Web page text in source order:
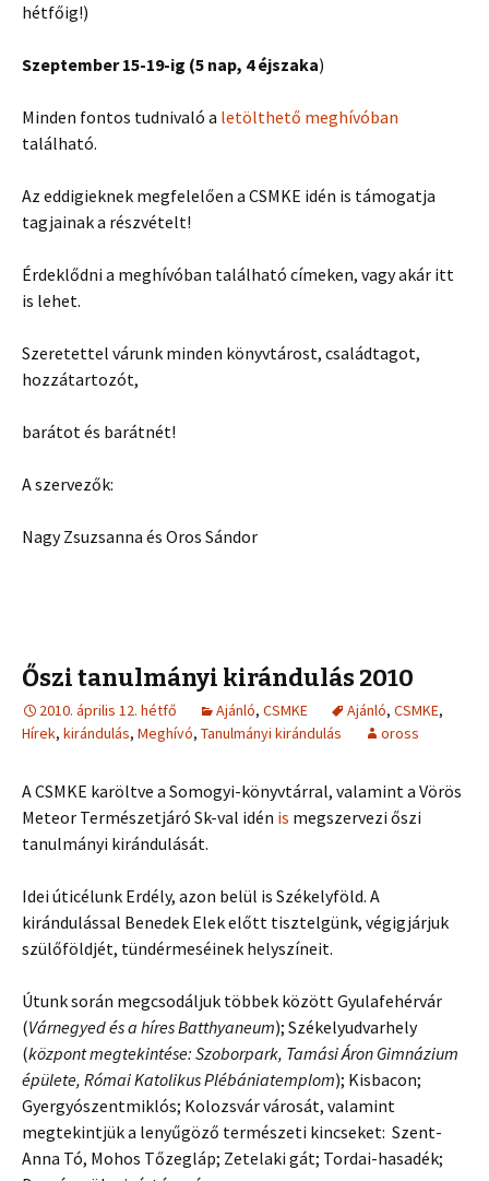
hétfőig!)
Szeptember 15-19-ig (5 nap, 4 éjszaka)
Minden fontos tudnivaló a letölthető meghívóban
található.
Az eddigieknek megfelelően a CSMKE idén is támogatja
tagjainak a részvételt!
Érdeklődni a meghívóban található címeken, vagy akár itt
is lehet.
Szeretettel várunk minden könyvtárost, családtagot,
hozzátartozót,
barátot és barátnét!
A szervezők:
Nagy Zsuzsanna és Oros Sándor
Őszi tanulmányi kirándulás 2010
2010. április 12. hétfő Ajánló, CSMKE Ajánló, CSMKE,
Hírek, kirándulás, Meghívó, Tanulmányi kirándulás oross
A CSMKE karöltve a Somogyi-könyvtárral, valamint a Vörös
Meteor Természetjáró Sk-val idén is megszervezi őszi
tanulmányi kirándulását.
Idei úticélunk Erdély, azon belül is Székelyföld. A
kirándulással Benedek Elek előtt tisztelgünk, végigjárjuk
szülőföldjét, tündérmeséinek helyszíneit.
Útunk során megcsodáljuk többek között Gyulafehérvár
(Várnegyed és a híres Batthyaneum); Székelyudvarhely
(központ megtekintése: Szoborpark, Tamási Áron Gimnázium
épülete, Római Katolikus Plébániatemplom); Kisbacon;
Gyergyószentmiklós; Kolozsvár városát, valamint
megtekintjük a lenyűgöző természeti kincseket: Szent-
Anna Tó, Mohos Tőzegláp; Zetelaki gát; Tordai-hasadék;